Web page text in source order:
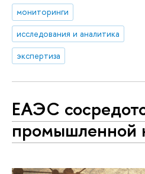
мониторинги
исследования и аналитика
экспертиза
ЕАЭС
промышленной